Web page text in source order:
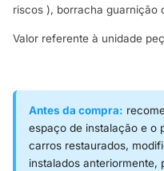
riscos ), borracha guarnição
Valor referente à unidade
Antes da compra:
espaço de instalação e o
carros restaurados,
instalados anteriormente,